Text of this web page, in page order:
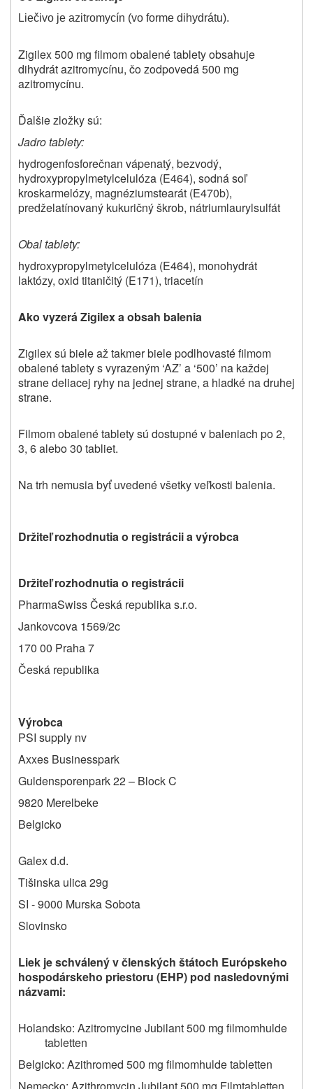
Liečivo je azitromycín (vo forme dihydrátu).
Zigilex 500 mg filmom obalené tablety obsahuje
dihydrát azitromycínu, čo zodpovedá 500 mg
azitromycínu.
Ďalšie zložky sú:
Jadro tablety:
hydrogenfosforečnan vápenatý, bezvodý,
hydroxypropylmetylcelulóza (E464), sodná soľ
kroskarmelózy, magnéziumstearát (E470b),
predželatínovaný kukuričný škrob, nátriumlaurylsulfát
Obal tablety:
hydroxypropylmetylcelulóza (E464), monohydrát
laktózy, oxid titaničitý (E171), triacetín
Ako vyzerá Zigilex a obsah balenia
Zigilex sú biele až takmer biele podlhovasté filmom
obalené tablety s vyrazeným ‘AZ’ a ‘500’ na každej
strane deliacej ryhy na jednej strane, a hladké na druhej
strane.
Filmom obalené tablety sú dostupné v baleniach po 2,
3, 6 alebo 30 tabliet.
Na trh nemusia byť uvedené všetky veľkosti balenia.
Držiteľ rozhodnutia o registrácii a výrobca
Držiteľ rozhodnutia o registrácii
PharmaSwiss Česká republika s.r.o.
Jankovcova 1569/2c
170 00 Praha 7
Česká republika
Výrobca
PSI supply nv
Axxes Businesspark
Guldensporenpark 22 – Block C
9820 Merelbeke
Belgicko
Galex d.d.
Tišinska ulica 29g
SI - 9000 Murska Sobota
Slovinsko
Liek je schválený v členských štátoch Európskeho
hospodárskeho priestoru (EHP) pod nasledovnými
názvami:
Holandsko: Azitromycine Jubilant 500 mg filmomhulde
tabletten
Belgicko: Azithromed 500 mg filmomhulde tabletten